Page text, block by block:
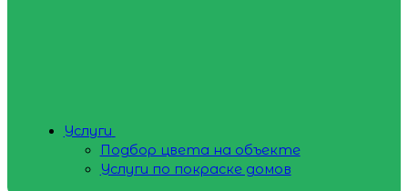
Услуги
Подбор цвета на объекте
Услуги по покраске домов